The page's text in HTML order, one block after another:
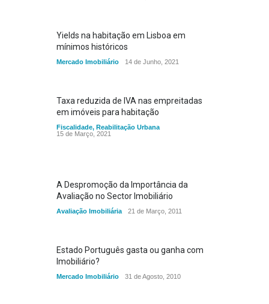
Yields na habitação em Lisboa em
mínimos históricos
Mercado Imobiliário 14 de Junho, 2021
Taxa reduzida de IVA nas empreitadas
em imóveis para habitação
Fiscalidade, Reabilitação Urbana
15 de Março, 2021
A Despromoção da Importância da
Avaliação no Sector Imobiliário
Avaliação Imobiliária 21 de Março, 2011
Estado Português gasta ou ganha com
Imobiliário?
Mercado Imobiliário 31 de Agosto, 2010